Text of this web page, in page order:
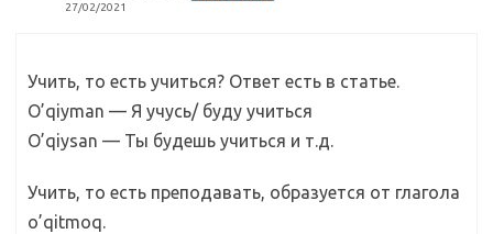
27/02/2021
Учить, то есть учиться? Ответ есть в статье.
O’qiyman — Я учусь/ буду учиться
O’qiysan — Ты будешь учиться и т.д.
Учить, то есть преподавать, образуется от глагола
o’qitmoq.